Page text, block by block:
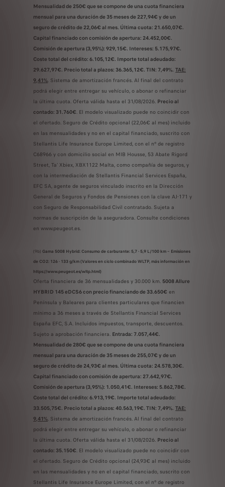
Mensualidad de 250€ que se compone de una cuota financiera
mensual para una duración de 35 meses de 227,94€ y de un
seguro de crédito de 22,06€ al mes. Última cuota: 21.650,07€.
Capital financiado con comisión de apertura: 24.452,00€.
Comisión de apertura (3,95%): 929,15€. Intereses: 5.175,97€.
Coste total del crédito: 6.105,12€. Importe total adeudado:
29.627,97€. Precio total a plazos: 36.365,12€. TIN: 7,49%. TAE:
9,41%. Sistema de amortización francés. Al final del contrato
podrá elegir entre entregar su vehículo, o abonar o refinanciar
la última cuota. Oferta válida hasta el 31/08/2026. Precio al
contado: 31.760€. El modelo visualizado puede no coincidir con
el ofertado. Seguro de Crédito opcional (22,06€ al mes) incluido
en las mensualidades y no en el capital financiado, suscrito con
Stellantis Life Insurance Europe Limited, con el nº de registro
C68966 y con domicilio social en MIB Housse, 53 Abate Rigord
Street, Ta’ Xbiex, XBX1122 Malta, como compañía de seguros, y
con la intermediación de Stellantis Financial Services España,
EFC SA, agente de seguros vinculado inscrito en la Dirección
General de Seguros y Fondos de Pensiones con la clave AJ-171 y
con Seguro de Responsabilidad Civil contratado. Sujeta a
normas de suscripción de la aseguradora. Consulte condiciones
en www.peugeot.es.
(9b) Gama 5008 Hybrid: Consumo de carburante: 5,7 - 5,9 L/100 km – Emisiones
de CO2: 126 - 133 g/km (Valores en ciclo combinado WLTP, más información en
https://www.peugeot.es/wltp.html)
Oferta financiera de 36 mensualidades y 30.000 km. 5008 Allure
HYBRID 145 eDCS6 con precio financiando de 33.650€ en
Península y Baleares para clientes particulares que financien
mínimo a 36 meses a través de Stellantis Financial Services
España EFC, S.A. Incluidos impuestos, transporte, descuentos.
Sujeto a aprobación financiera. Entrada: 7.057,44€.
Mensualidad de 280€ que se compone de una cuota financiera
mensual para una duración de 35 meses de 255,07€ y de un
seguro de crédito de 24,93€ al mes. Última cuota: 24.578,30€.
Capital financiado con comisión de apertura: 27.642,97€.
Comisión de apertura (3,95%): 1.050,41€. Intereses: 5.862,78€.
Coste total del crédito: 6.913,19€. Importe total adeudado:
33.505,75€. Precio total a plazos: 40.563,19€. TIN: 7,49%. TAE:
9,41%. Sistema de amortización francés. Al final del contrato
podrá elegir entre entregar su vehículo, o abonar o refinanciar
la última cuota. Oferta válida hasta el 31/08/2026. Precio al
contado: 35.150€. El modelo visualizado puede no coincidir con
el ofertado. Seguro de Crédito opcional (24,93€ al mes) incluido
en las mensualidades y no en el capital financiado, suscrito con
Stellantis Life Insurance Europe Limited, con el nº de registro